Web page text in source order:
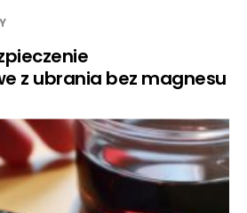
z ubrania bez magnesu